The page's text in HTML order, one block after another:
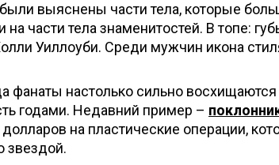
выяснены части тела, которые
части тела знаменитостей. В топе:
Уиллоуби. Среди мужчин икона
фанаты настолько сильно
годами. Недавний пример –
на пластические операции,
звездой.